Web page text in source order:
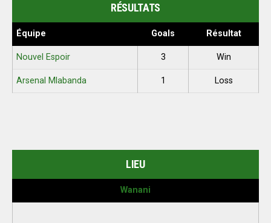
RÉSULTATS
Équipe Goals Résultat
Nouvel Espoir 3 Win
Arsenal Mlabanda 1 Loss
LIEU
Wanani